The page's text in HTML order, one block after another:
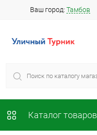
Ваш город: Тамбов
Каталог товаров